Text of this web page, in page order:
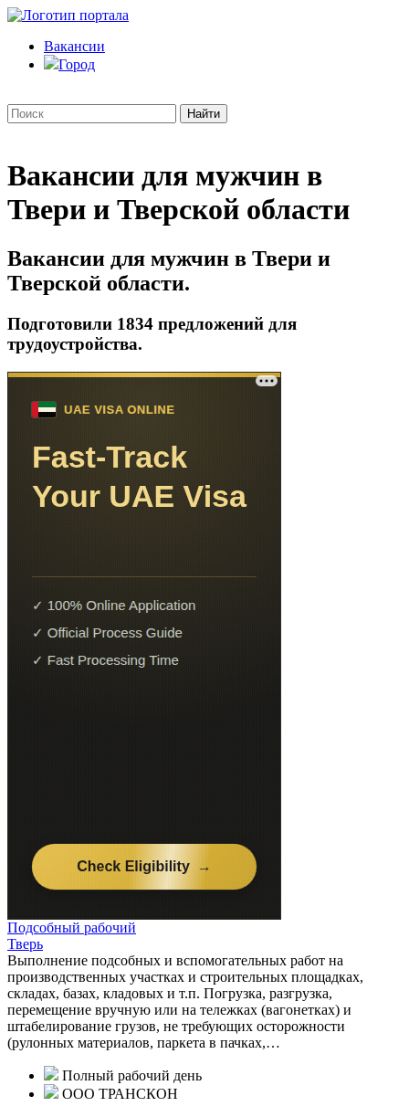
Вакансии
Город
Вакансии для мужчин в
Твери и Тверской области
Вакансии для мужчин в Твери и
Тверской области.
Подготовили 1834 предложений для
трудоустройства.
Подсобный рабочий
Тверь
Выполнение подсобных и вспомогательных работ на
производственных участках и строительных площадках,
складах, базах, кладовых и т.п. Погрузка, разгрузка,
перемещение вручную или на тележках (вагонетках) и
штабелирование грузов, не требующих осторожности
(рулонных материалов, паркета в пачках,…
Полный рабочий день
ООО ТРАНСКОН